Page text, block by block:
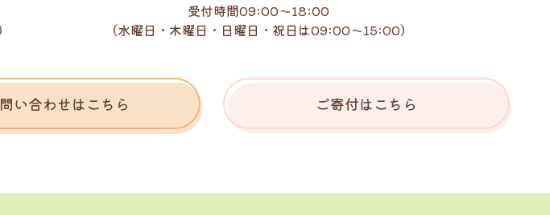
受付時間09:00～18:00
（水曜日・木曜日・日曜日・祝日は09:00～15:00）
い合わせはこちら ご寄付はこちら